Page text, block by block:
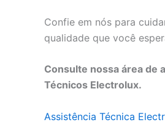
Confie em nós para
qualidade que você
Consulte nossa área de
Técnicos Electrolux.
Assistência Técnica